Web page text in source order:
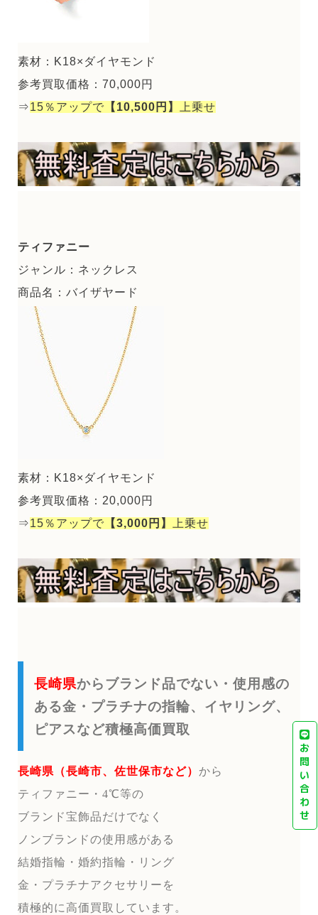
素材：K18×ダイヤモンド
参考買取価格：70,000円
⇒15％アップで 【10,500円】 上乗せ
ティファニー
ジャンル：ネックレス
商品名：バイザヤード
素材：K18×ダイヤモンド
参考買取価格：20,000円
⇒15％アップで 【3,000円】 上乗せ
長崎県からブランド品でない・使用感の
ある金・プラチナの指輪、イヤリング、
ピアスなど積極高価買取
長崎県（長崎市、佐世保市など） から
ティファニー・4℃等の
ブランド宝飾品だけでなく
ノンブランドの使用感がある
結婚指輪・婚約指輪・リング
金・プラチナアクセサリーを
積極的に高価買取しています。
お
問
い
合
わ
せ